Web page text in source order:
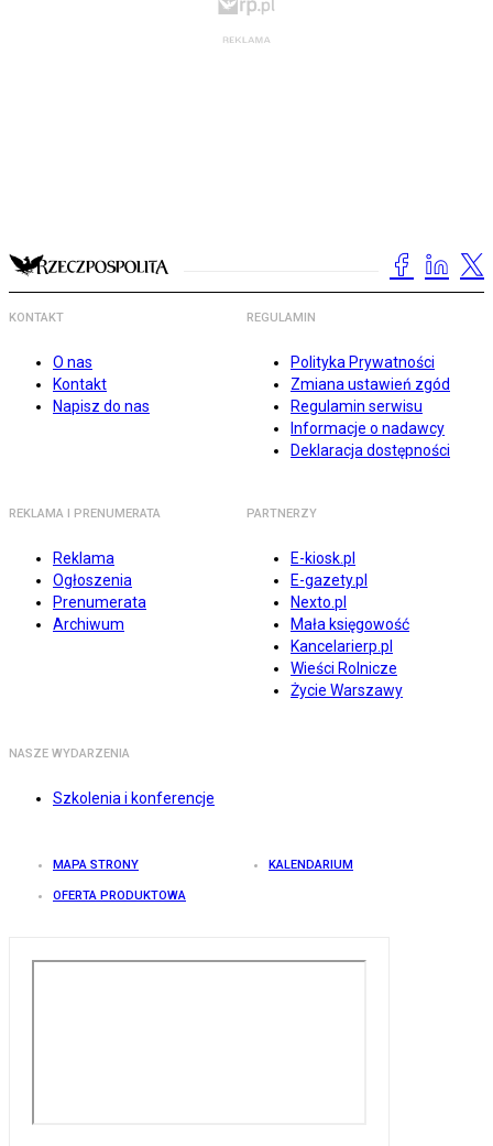
KONTAKT
O nas
Kontakt
Napisz do nas
REGULAMIN
Polityka Prywatności
Zmiana ustawień zgód
Regulamin serwisu
Informacje o nadawcy
Deklaracja dostępności
REKLAMA I PRENUMERATA
Reklama
Ogłoszenia
Prenumerata
Archiwum
PARTNERZY
E-kiosk.pl
E-gazety.pl
Nexto.pl
Mała księgowość
Kancelarierp.pl
Wieści Rolnicze
Życie Warszawy
NASZE WYDARZENIA
Szkolenia i konferencje
MAPA STRONY KALENDARIUM
OFERTA PRODUKTOWA